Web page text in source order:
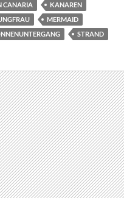
CANARIA
KANAREN
MERMAID
STRAND